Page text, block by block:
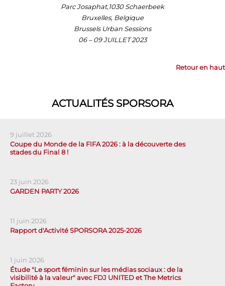
Parc Josaphat,1030 Schaerbeek
Bruxelles, Belgique
Brussels Urban Sessions
06 – 09 JUILLET 2023
Retour en haut
ACTUALITÉS SPORSORA
9 juillet 2026
Coupe du Monde de la FIFA 2026 : à la découverte des
stades du Final 8 !
23 juin 2026
GARDEN PARTY 2026
11 juin 2026
Rapport d'Activité SPORSORA 2025-2026
1 juin 2026
Étude "Le sport féminin sur les médias sociaux : de la
visibilité à la valeur" avec FDJ UNITED et The Metrics